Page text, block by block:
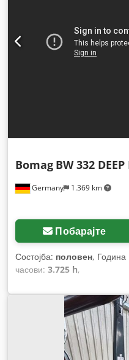
Germany 1.369 km
Bomag BW 332
Побарајте
Состојба: половен, Година
часови: 3.725 h,